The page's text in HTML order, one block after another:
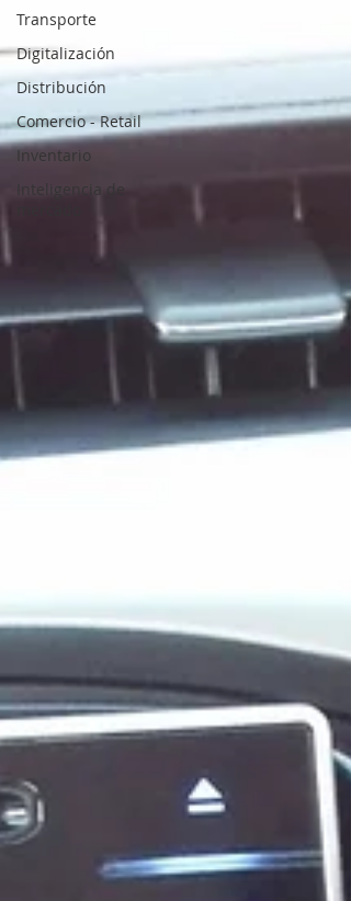
Transporte
Digitalización
Distribución
Comercio - Retail
Inventario
Inteligencia de